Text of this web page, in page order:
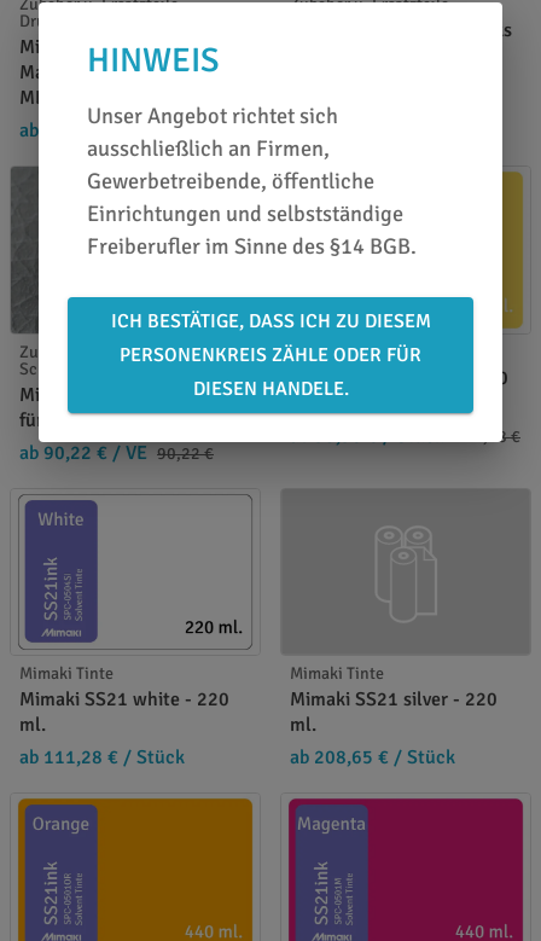
Zubehör u. Ersatzteile
Drucksysteme
Mimaki Cleaning
Maintenance Liquid
ML014-Z-1L - 1000 ml.
ab 97,78 €/ Stück
Zubehör u. Ersatzteile
PROprint Reinigungssticks
Zubehör u. Ersatzteile
Schneideplotter
Mimaki Schleppmesser -
für Standard-Folien
ab 90,22 € / VE 90,22 €
Mimaki Tinte
Mimaki SS21 yellow - 440
ml.
111,28 €
Mimaki Tinte
Mimaki SS21 white - 220
ml.
ab 111,28 € / Stück
Mimaki Tinte
Mimaki SS21 silver - 220
ml.
ab 208,65 € / Stück
HINWEIS
Unser Angebot richtet sich
ausschließlich an Firmen,
Gewerbetreibende, öffentliche
Einrichtungen und selbstständige
Freiberufler im Sinne des §14 BGB.
ICH BESTÄTIGE, DASS ICH ZU DIESEM
PERSONENKREIS ZÄHLE ODER FÜR
DIESEN HANDELE.